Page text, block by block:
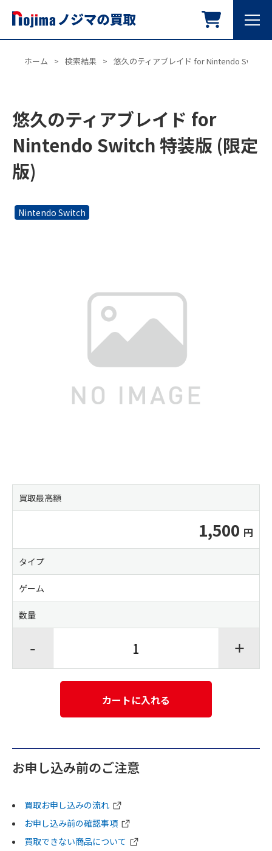
ホーム > 検索結果 > 悠久のティアブレイド for Nintendo Switch
悠久のティアブレイド for
Nintendo Switch 特装版 (限定
版)
Nintendo Switch
買取最高額
1,500
タイプ
ゲーム
数量
- +
カートに入れる
お申し込み前のご注意
買取お申し込みの流れ
お申し込み前の確認事項
買取できない商品について